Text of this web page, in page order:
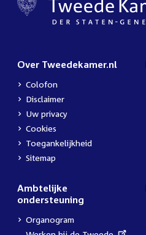
Over Tweedekamer.nl
Colofon
Disclaimer
Uw privacy
Cookies
Toegankelijkheid
Sitemap
Ambtelijke
ondersteuning
Organogram